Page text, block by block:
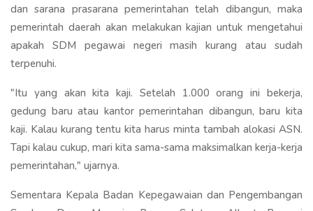
dan sarana prasarana pemerintahan telah dibangun, maka
pemerintah daerah akan melakukan kajian untuk mengetahui
apakah SDM pegawai negeri masih kurang atau sudah
terpenuhi.
"Itu yang akan kita kaji. Setelah 1.000 orang ini bekerja,
gedung baru atau kantor pemerintahan dibangun, baru kita
kaji. Kalau kurang tentu kita harus minta tambah alokasi ASN.
Tapi kalau cukup, mari kita sama-sama maksimalkan kerja-kerja
pemerintahan," ujarnya.
Sementara Kepala Badan Kepegawaian dan Pengembangan